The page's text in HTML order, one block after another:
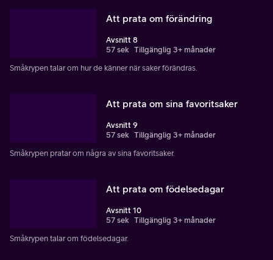
Att prata om förändring
Avsnitt 8
57 sek Tillgänglig 3+ månader
Småkrypen talar om hur de känner när saker förändras.
Att prata om sina favoritsaker
Avsnitt 9
57 sek Tillgänglig 3+ månader
Småkrypen pratar om några av sina favoritsaker.
Att prata om födelsedagar
Avsnitt 10
57 sek Tillgänglig 3+ månader
Småkrypen talar om födelsedagar.